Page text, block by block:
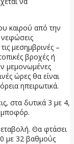
καιρού από την
νεφώσεις
μεσημβρινές –
βροχές ή
μεμονωμένες
ώρες θα είναι
ηπειρωτικά.
στα δυτικά 3 με 4,
μποφόρ.
Θα φτάσει
με 32 βαθμούς